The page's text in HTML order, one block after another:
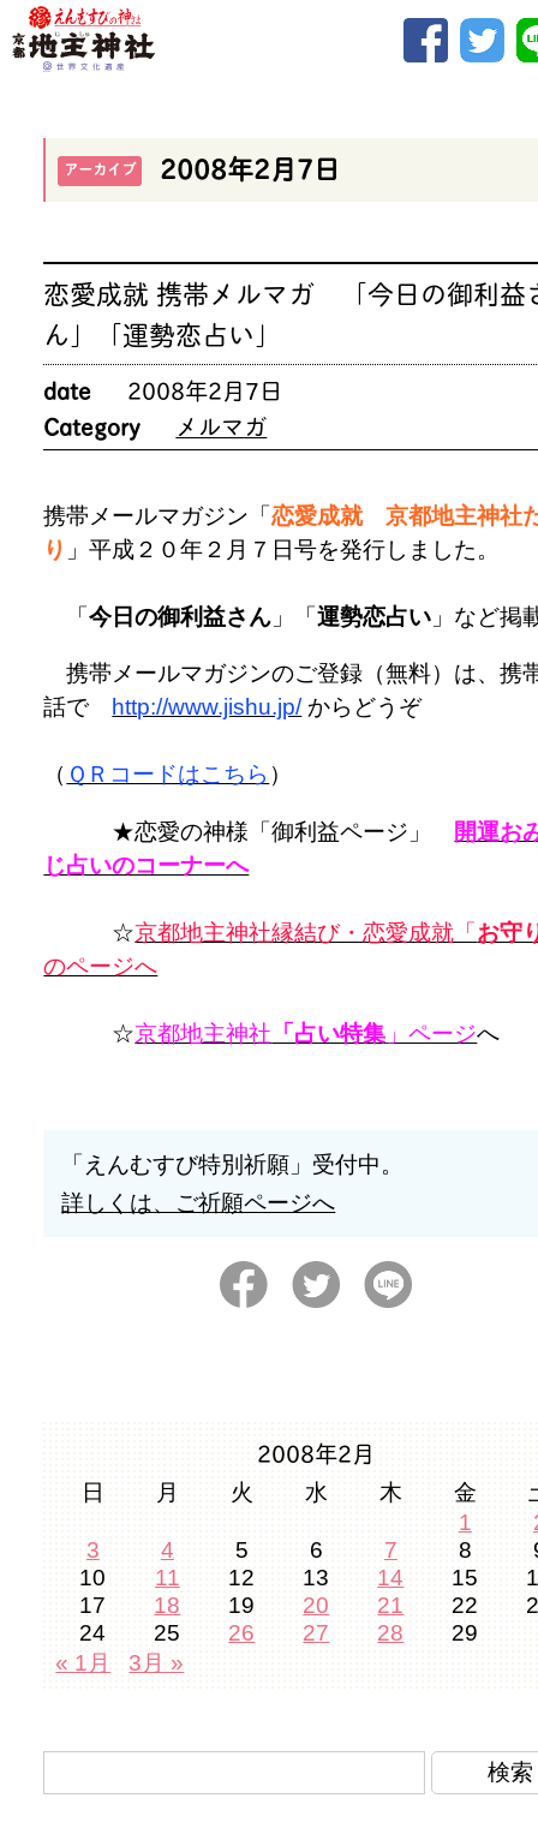
アーカイブ 2008年2月7日
恋愛成就 携帯メルマガ 「今日の御利益
ん」「運勢恋占い」
date
2008年2月7日
Category
メルマガ
携帯メールマガジン「恋愛成就 京都地主神社
り 」平成２０年２月７日号を発行しました。
「今日の御利益さん 」「運勢恋占い 」など掲
携帯メールマガジンのご登録（無料）は、携
話で http://www.jishu.jp/からどうぞ
（ ＱＲコードはこちら ）
★恋愛の神様「御利益ページ」 開運お
じ占いのコーナーへ
☆京都地主神社縁結び・恋愛成就「お守
のページへ
☆京都地主神社 「占い特集 」ページへ
「えんむすび特別祈願」受付中。
詳しくは、ご祈願ページへ
2008年2月
日 月 火 水 木 金
1
3
4 5 6 7 8
10
11 12 13 14 15
17
18 19 20 21 22
24
25 26 27 28
29
« 1月
3月 »